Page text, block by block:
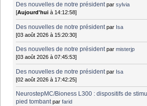
Des nouvelles de notre président parsylvia
[Aujourd'hui à 14:12:58]
Des nouvelles de notre président par Isa
[03 août 2026 à 15:20:30]
Des nouvelles de notre président parmisterjp
[03 août 2026 à 07:45:53]
Des nouvelles de notre président par Isa
[02 août 2026 à 17:42:25]
NeurostepMC/Bioness L300 : dispositifs de
pied tombant parfarid